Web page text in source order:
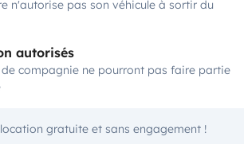
n'autorise pas son véhicule à sortir du
autorisés
compagnie ne pourront pas faire partie
gratuite et sans engagement !